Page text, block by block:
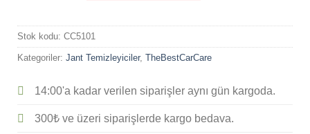
Stok kodu: CC5101
Kategoriler: Jant Temizleyiciler, TheBestCarCare
14:00'a kadar verilen siparişler aynı gün kargoda.
300₺ ve üzeri siparişlerde kargo bedava.